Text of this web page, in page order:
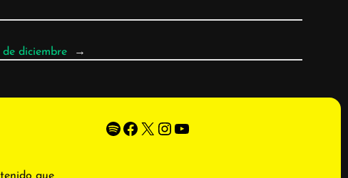
diciembre →
Spotify Facebook X Instagram YouTube